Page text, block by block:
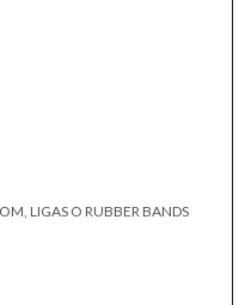
LIGAS O RUBBER BANDS